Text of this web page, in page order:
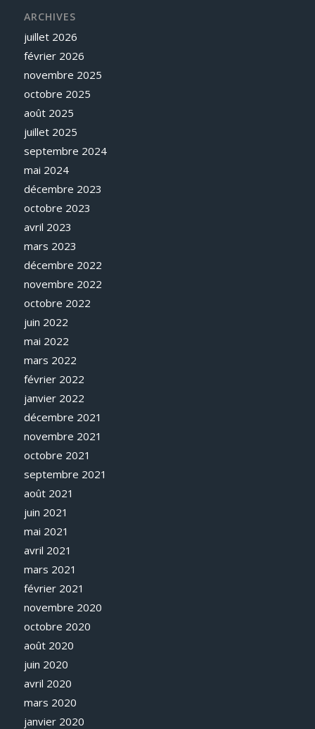
ARCHIVES
juillet 2026
février 2026
novembre 2025
octobre 2025
août 2025
juillet 2025
septembre 2024
mai 2024
décembre 2023
octobre 2023
avril 2023
mars 2023
décembre 2022
novembre 2022
octobre 2022
juin 2022
mai 2022
mars 2022
février 2022
janvier 2022
décembre 2021
novembre 2021
octobre 2021
septembre 2021
août 2021
juin 2021
mai 2021
avril 2021
mars 2021
février 2021
novembre 2020
octobre 2020
août 2020
juin 2020
avril 2020
mars 2020
janvier 2020